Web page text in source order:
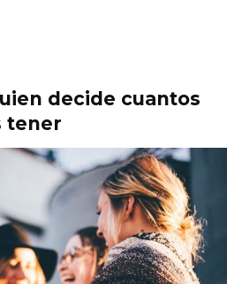
decide cuantos
tener